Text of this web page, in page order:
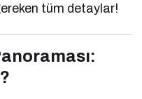
tüm detaylar!